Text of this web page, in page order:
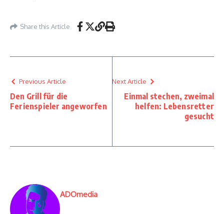
Share this Article
Previous Article
Den Grill für die
Ferienspieler angeworfen
Next Article
Einmal stechen, zweimal
helfen: Lebensretter
gesucht
ADOmedia